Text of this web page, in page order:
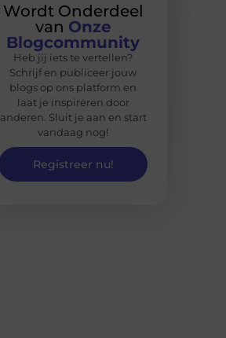
Wordt Onderdeel
van Onze
Blogcommunity
Heb jij iets te vertellen?
Schrijf en publiceer jouw
blogs op ons platform en
laat je inspireren door
anderen. Sluit je aan en start
vandaag nog!
Registreer nu!